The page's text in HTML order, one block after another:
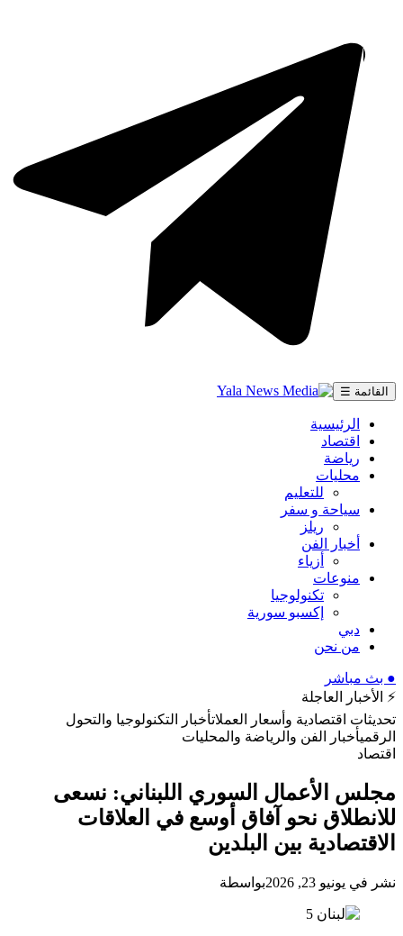
القائمة ☰
الرئيسية
اقتصاد
رياضة
محليات
للتعليم
سياحة و سفر
ريلز
أخبار الفن
أزياء
منوعات
تكنولوجيا
إكسبو سورية
دبي
من نحن
● بث مباشر
⚡ الأخبار العاجلة
تحديثات اقتصادية وأسعار العملاتأخبار التكنولوجيا والتحول
الرقميأخبار الفن والرياضة والمحليات
اقتصاد
مجلس الأعمال السوري اللبناني: نسعى
للانطلاق نحو آفاق أوسع في العلاقات
الاقتصادية بين البلدين
نشر في يونيو 23, 2026 بواسطة